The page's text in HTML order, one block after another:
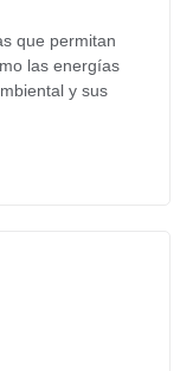
que permitan
las energías
y sus